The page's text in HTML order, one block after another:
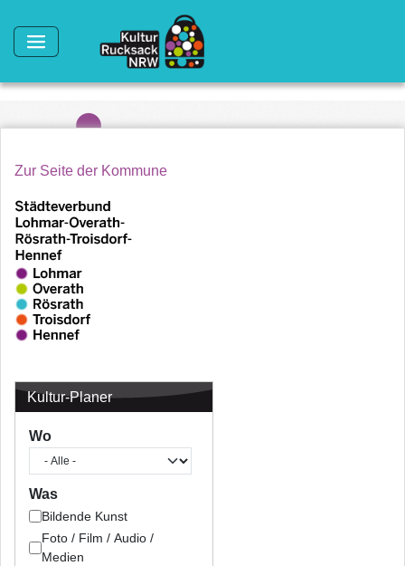
Zur Seite der Kommune
Kultur-Planer
Wo
Was
Bildende Kunst
Foto / Film / Audio /
Medien